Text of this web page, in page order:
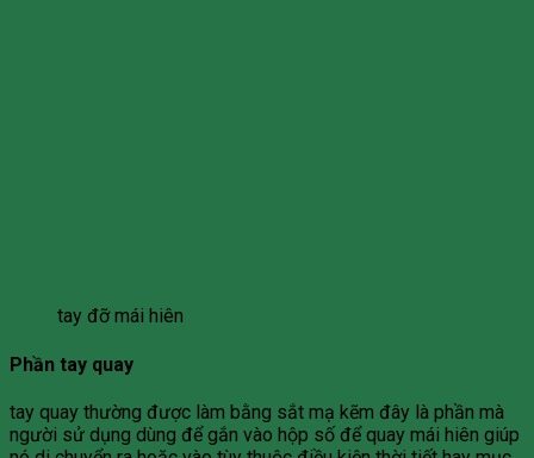
tay đỡ mái hiên
Phần tay quay
tay quay thường được làm bằng sắt mạ kẽm đây là phần mà
người sử dụng dùng để gắn vào hộp số để quay mái hiên giúp